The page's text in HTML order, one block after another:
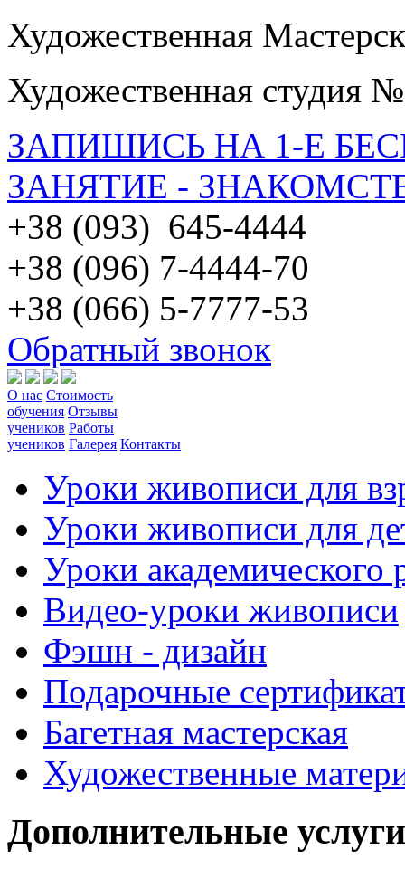
Художественная
Художественная студия
ЗАПИШИСЬ НА 1-Е
ЗАНЯТИЕ -
+38 (093) 645-4444
+38 (096) 7-4444-70
+38 (066) 5-7777-53
Обратный звонок
О нас Стоимость
обучения Отзывы
учеников Работы
учеников Галерея Контакты
Уроки живописи для
Уроки живописи для
Уроки академического
Видео-уроки живописи
Фэшн - дизайн
Подарочные
Багетная мастерская
Художественные
Дополнительные